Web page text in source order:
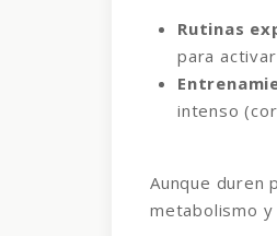
Rutinas
para
intenso
Aunque duren
metabolismo